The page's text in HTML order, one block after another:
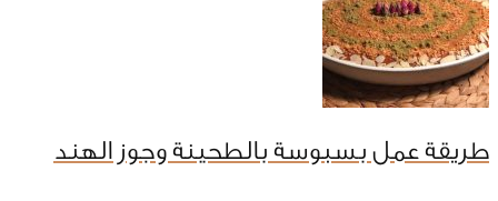
طريقة عمل بسبوسة بالطحينة وجوز الهند